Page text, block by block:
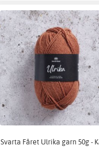
Svarta Fåret Ulrika garn 50g -